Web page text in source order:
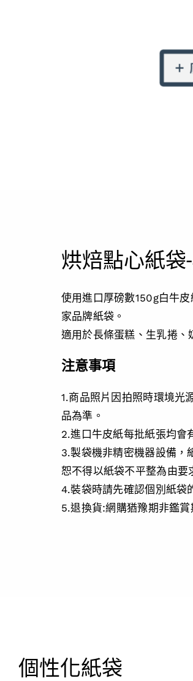
烘焙點心紙袋
使用進口厚磅數150g白牛
家品牌紙袋。
適用於長條蛋糕、生乳捲、
注意事項
1.商品照片因拍照時環境光
品為準。
2.進口牛皮紙每批紙張均會
3.製袋機非精密機器設備，
恕不得以紙袋不平整為由要
4.裝袋時請先確認個別紙袋
5.退換貨:網購猶豫期非鑑
個性化紙袋